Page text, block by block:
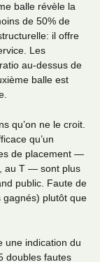
balle révèle la
de 50% de
il offre
Les
au-dessus de
balle est
qu’on ne le croit.
qu’un
de placement —
au T — sont plus
public. Faute de
gagnés) plutôt que
une indication du
doubles fautes